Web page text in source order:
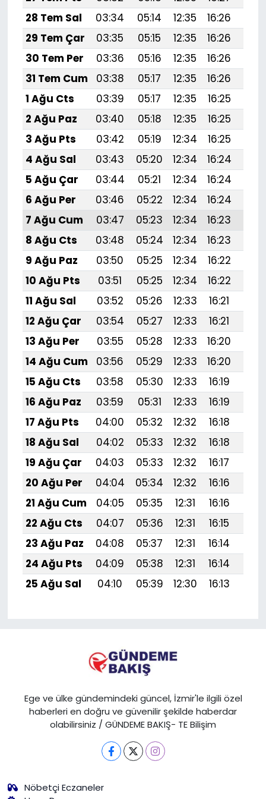
28 Tem Sal
03:34 05:14 12:35 16:26
29 Tem Çar
03:35 05:15 12:35 16:26
30 Tem Per
03:36 05:16 12:35 16:26
31 Tem Cum
03:38 05:17 12:35 16:26
1 Ağu Cts
03:39 05:17 12:35 16:25
2 Ağu Paz
03:40 05:18 12:35 16:25
3 Ağu Pts
03:42 05:19 12:34 16:25
4 Ağu Sal
03:43 05:20 12:34 16:24
5 Ağu Çar
03:44 05:21 12:34 16:24
6 Ağu Per
03:46 05:22 12:34 16:24
7 Ağu Cum
03:47 05:23 12:34 16:23
8 Ağu Cts
03:48 05:24 12:34 16:23
9 Ağu Paz
03:50 05:25 12:34 16:22
10 Ağu Pts
03:51 05:25 12:34 16:22
11 Ağu Sal
03:52 05:26 12:33 16:21
12 Ağu Çar
03:54 05:27 12:33 16:21
13 Ağu Per
03:55 05:28 12:33 16:20
14 Ağu Cum
03:56 05:29 12:33 16:20
15 Ağu Cts
03:58 05:30 12:33 16:19
16 Ağu Paz
03:59 05:31 12:33 16:19
17 Ağu Pts
04:00 05:32 12:32 16:18
18 Ağu Sal
04:02 05:33 12:32 16:18
19 Ağu Çar
04:03 05:33 12:32 16:17
20 Ağu Per
04:04 05:34 12:32 16:16
21 Ağu Cum
04:05 05:35 12:31 16:16
22 Ağu Cts
04:07 05:36 12:31 16:15
23 Ağu Paz
04:08 05:37 12:31 16:14
24 Ağu Pts
04:09 05:38 12:31 16:14
25 Ağu Sal
04:10 05:39 12:30 16:13
Ege ve ülke gündemindeki güncel, İzmir'le ilgili özel
haberleri en doğru ve güvenilir şekilde haberdar
olabilirsiniz / GÜNDEME BAKIŞ- TE Bilişim
Nöbetçi Eczaneler